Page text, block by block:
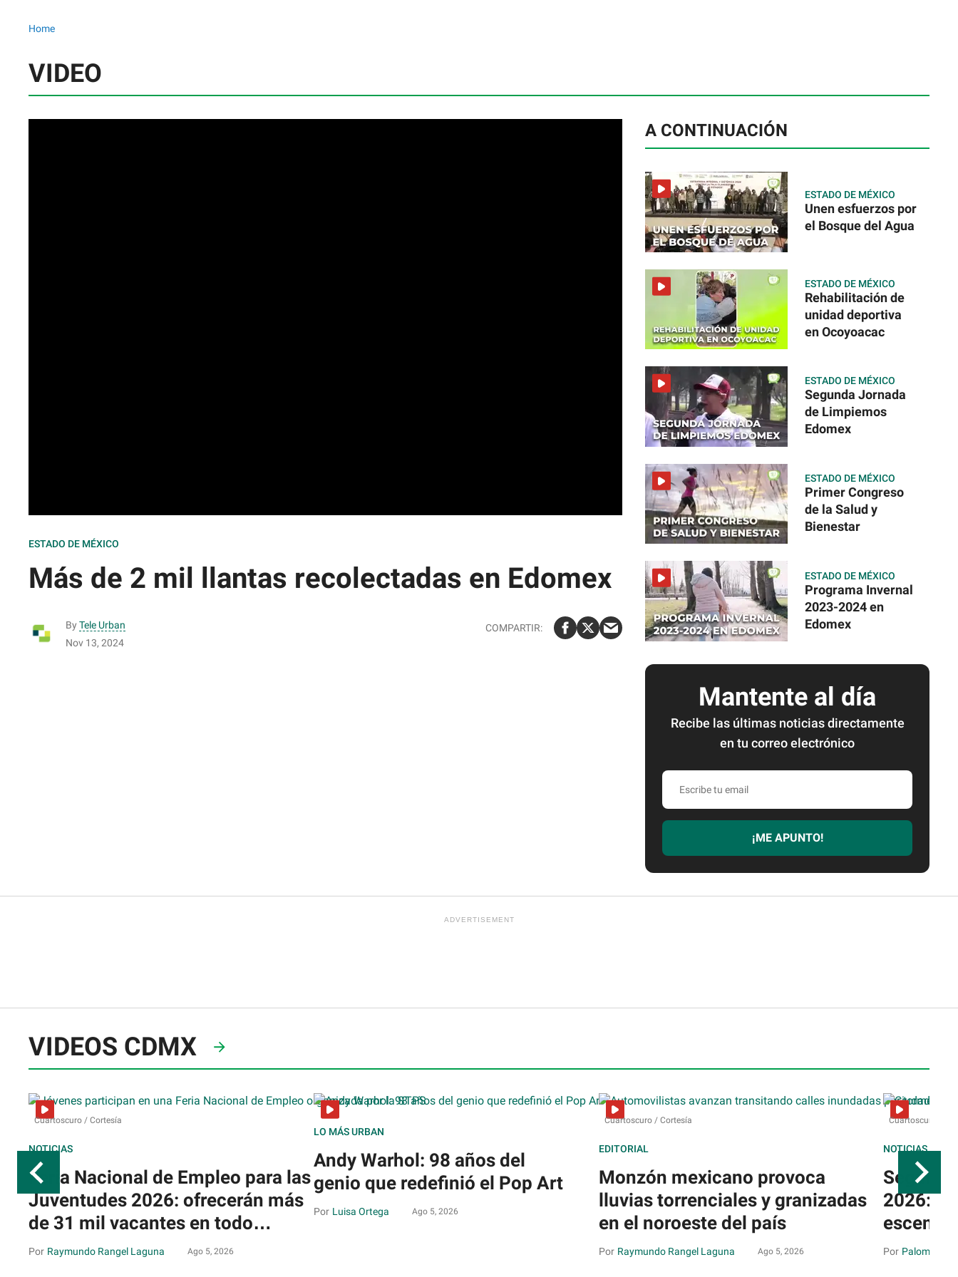
Home
VIDEO
ESTADO DE MÉXICO
Más de 2 mil llantas recolectadas en Edomex
By Tele Urban
Nov 13, 2024
A CONTINUACIÓN
ESTADO DE MÉXICO
Unen esfuerzos por
el Bosque del Agua
ESTADO DE MÉXICO
Rehabilitación de
unidad deportiva
en Ocoyoacac
ESTADO DE MÉXICO
Segunda Jornada
de Limpiemos
Edomex
ESTADO DE MÉXICO
Primer Congreso
de la Salud y
Bienestar
ESTADO DE MÉXICO
Programa Invernal
2023-2024 en
Edomex
Mantente al día
Recibe las últimas noticias directamente
en tu correo electrónico
Escribe
email
¡ME APUNTO!
VIDEOS CDMX
Cuartoscuro / Cortesía
NOTICIAS
Feria Nacional de Empleo para las
Juventudes 2026: ofrecerán más
de 31 mil vacantes en todo
México
Raymundo Rangel Laguna Ago 5, 2026
LO MÁS URBAN
Andy Warhol: 98 años del
genio que redefinió el Pop Art
Luisa Ortega Ago 5, 2026
Cuartoscuro / Cortesía
EDITORIAL
Monzón mexicano provoca
lluvias torrenciales y granizadas
en el noroeste del país
Raymundo Rangel Laguna Ago 5, 2026
Cuartoscuro /
NOTICIAS
2026:
Paloma